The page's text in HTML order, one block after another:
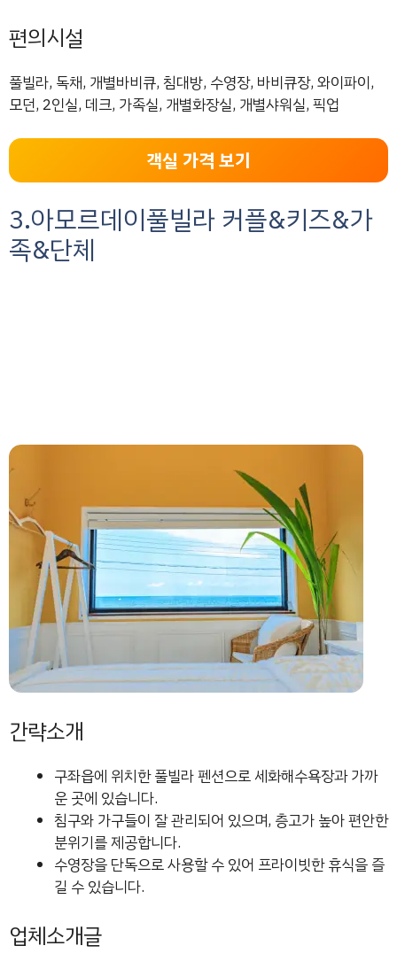
편의시설
풀빌라, 독채, 개별바비큐, 침대방, 수영장, 바비큐장, 와이파이,
모던, 2인실, 데크, 가족실, 개별화장실, 개별샤워실, 픽업
객실 가격 보기
3.아모르데이풀빌라 커플&키즈&가
족&단체
간략소개
구좌읍에 위치한 풀빌라 펜션으로 세화해수욕장과 가까
운 곳에 있습니다.
침구와 가구들이 잘 관리되어 있으며, 층고가 높아 편안한
분위기를 제공합니다.
수영장을 단독으로 사용할 수 있어 프라이빗한 휴식을 즐
길 수 있습니다.
업체소개글